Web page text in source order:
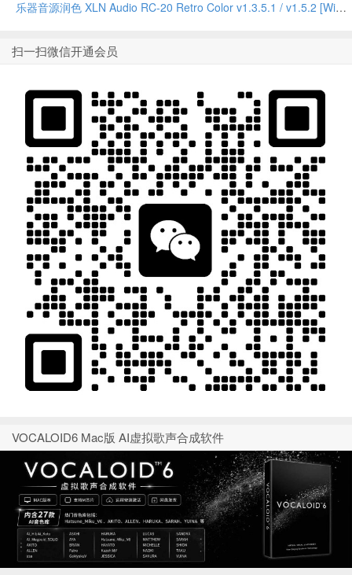
乐器音源润色 XLN Audio RC-20 Retro Color v1.3.5.1 / v1.5.2 [WiN, MacOSX]
扫一扫微信开通会员
VOCALOID6 Mac版 AI虚拟歌声合成软件